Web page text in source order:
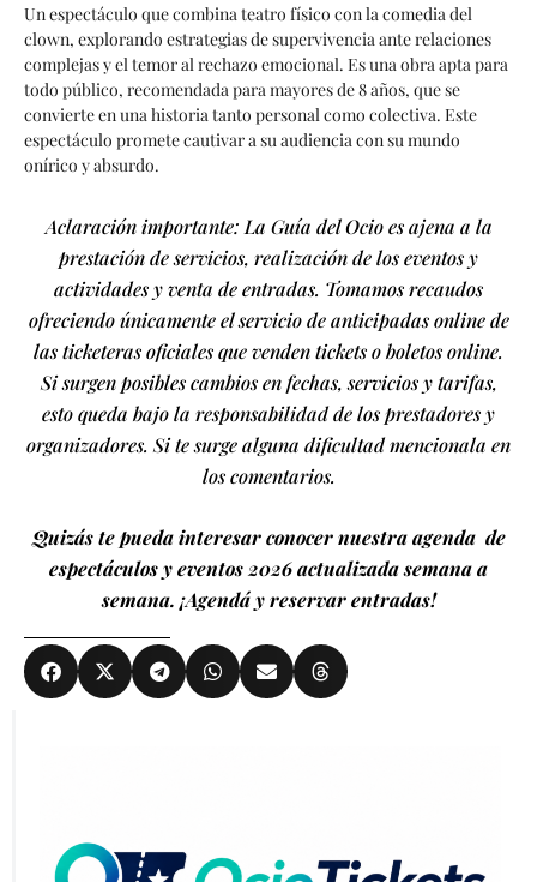
Un espectáculo que combina teatro físico con la comedia del
clown, explorando estrategias de supervivencia ante relaciones
complejas y el temor al rechazo emocional. Es una obra apta para
todo público, recomendada para mayores de 8 años, que se
convierte en una historia tanto personal como colectiva. Este
espectáculo promete cautivar a su audiencia con su mundo
onírico y absurdo.
Aclaración importante: La Guía del Ocio es ajena a la
prestación de servicios, realización de los eventos y
actividades y venta de entradas. Tomamos recaudos
ofreciendo únicamente el servicio de anticipadas online de
las ticketeras oficiales que venden tickets o boletos online.
Si surgen posibles cambios en fechas, servicios y tarifas,
esto queda bajo la responsabilidad de los prestadores y
organizadores. Si te surge alguna dificultad mencionala en
los comentarios.
Quizás te pueda interesar conocer nuestra agenda de
espectáculos y eventos 2026 actualizada semana a
semana. ¡Agendá y reservar entradas!